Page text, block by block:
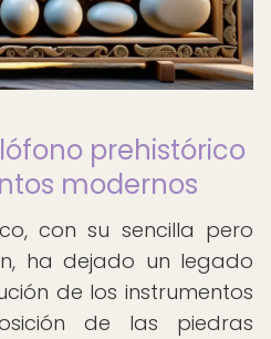
prehistórico
modernos
con su sencilla pero
ha dejado un legado
de los instrumentos
de las piedras